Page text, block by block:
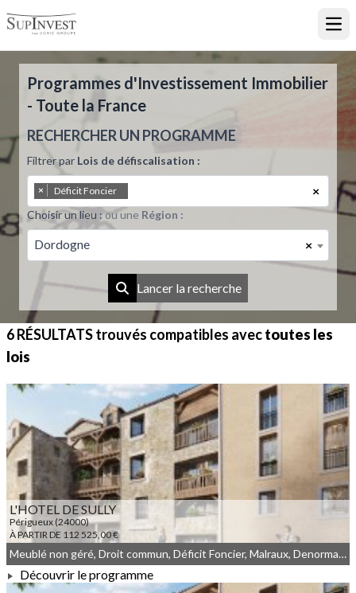
Programmes d'Investissement Immobilier
- Toute la France
RECHERCHER UN PROGRAMME
Filtrer par Lois de défiscalisation :
×
× Déficit Foncier
Choisir un lieu :ou une Région :
×
Dordogne
Lancer la recherche
6 RÉSULTATStrouvés compatibles avectoutes les
lois
L'HOTEL DE SULLY
Périgueux (24000)
À PARTIR DE 112 525,00 €
Meublé non géré, Droit commun, Déficit Foncier, Malraux, Denormandie
Découvrir le programme